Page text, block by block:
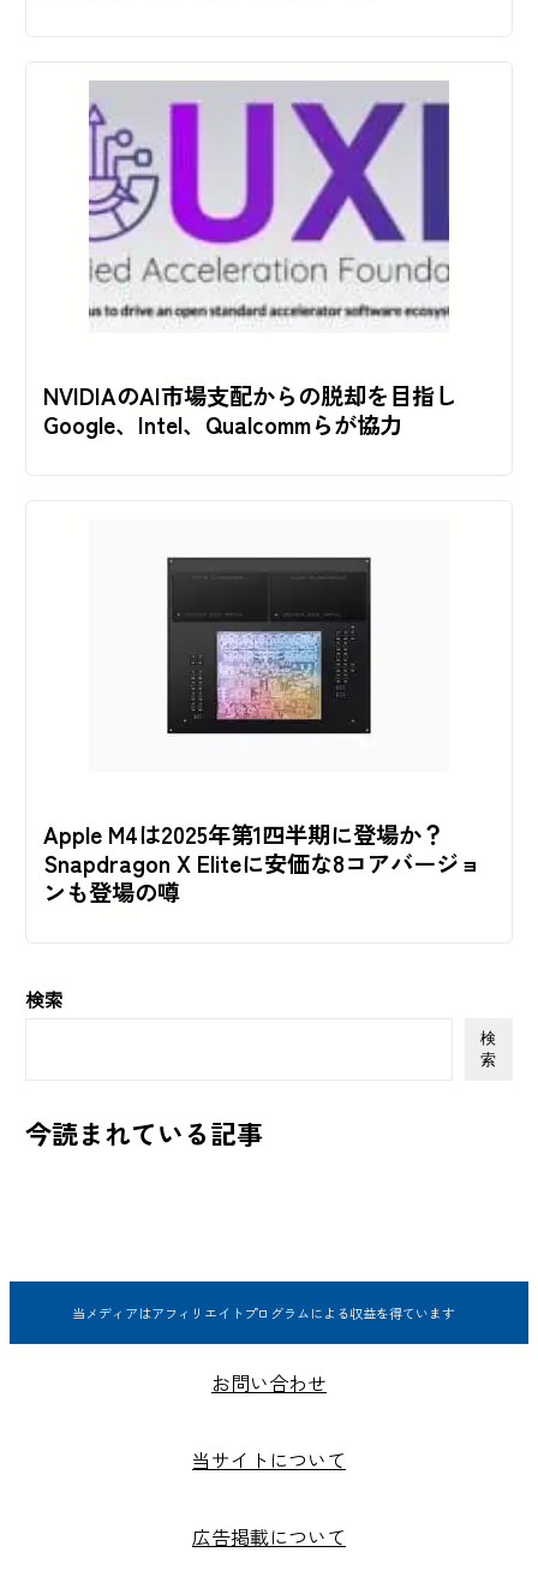
NVIDIAのAI市場支配からの脱却を目指し
Google、Intel、Qualcommらが協力
Apple M4は2025年第1四半期に登場か？
Snapdragon X Eliteに安価な8コアバージョ
ンも登場の噂
検索
検
索
今読まれている記事
当メディアはアフィリエイトプログラムによる収益を得ています
お問い合わせ
当サイトについて
広告掲載について